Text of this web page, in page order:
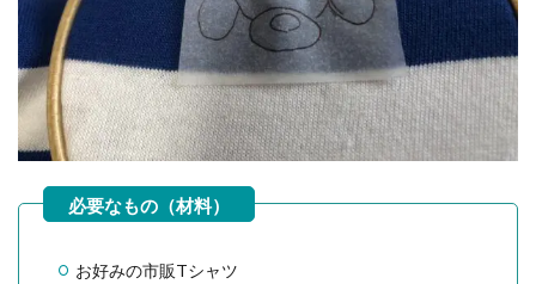
お好みの市販Tシャツ